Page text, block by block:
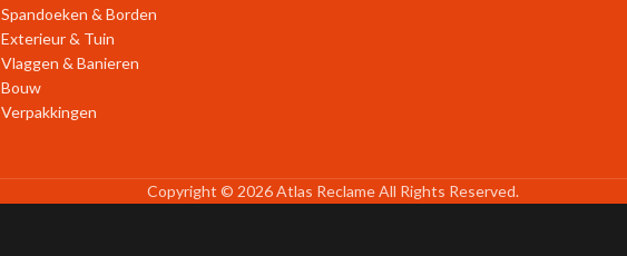
Spandoeken & Borden
Exterieur & Tuin
Vlaggen & Banieren
Bouw
Verpakkingen
Copyright © 2026 Atlas Reclame All Rights Reserved.